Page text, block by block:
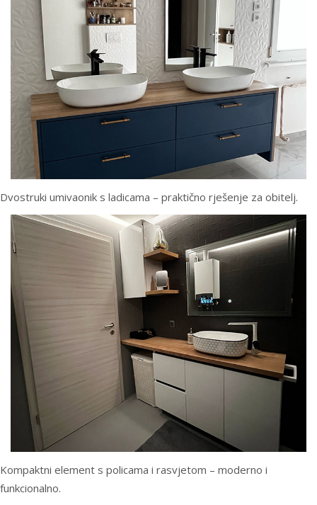
Dvostruki umivaonik s ladicama – praktično rješenje za obitelj.
Kompaktni element s policama i rasvjetom – moderno i
funkcionalno.